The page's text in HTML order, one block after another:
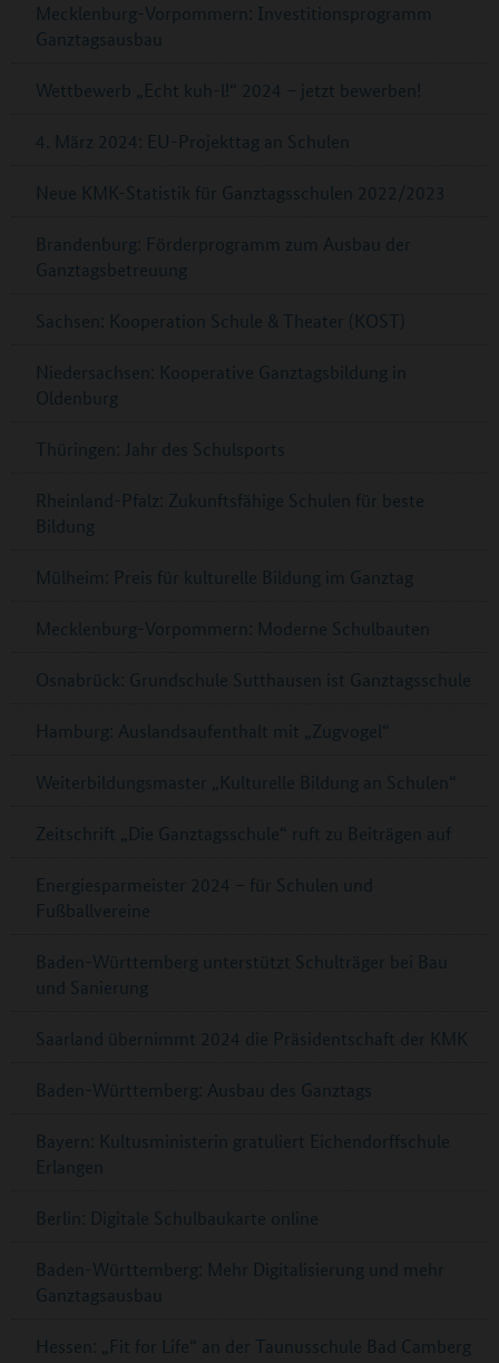
Mecklenburg-Vorpommern: Investitionsprogramm
Ganztagsausbau
Wettbewerb „Echt kuh-l!“ 2024 – jetzt bewerben!
4. März 2024: EU-Projekttag an Schulen
Neue KMK-Statistik für Ganztagsschulen 2022/2023
Brandenburg: Förderprogramm zum Ausbau der
Ganztagsbetreuung
Sachsen: Kooperation Schule & Theater (KOST)
Niedersachsen: Kooperative Ganztagsbildung in
Oldenburg
Thüringen: Jahr des Schulsports
Rheinland-Pfalz: Zukunftsfähige Schulen für beste
Bildung
Mülheim: Preis für kulturelle Bildung im Ganztag
Mecklenburg-Vorpommern: Moderne Schulbauten
Osnabrück: Grundschule Sutthausen ist Ganztagsschule
Hamburg: Auslandsaufenthalt mit „Zugvogel“
Weiterbildungsmaster „Kulturelle Bildung an Schulen“
Zeitschrift „Die Ganztagsschule“ ruft zu Beiträgen auf
Energiesparmeister 2024 – für Schulen und
Fußballvereine
Baden-Württemberg unterstützt Schulträger bei Bau
und Sanierung
Saarland übernimmt 2024 die Präsidentschaft der KMK
Baden-Württemberg: Ausbau des Ganztags
Bayern: Kultusministerin gratuliert Eichendorffschule
Erlangen
Berlin: Digitale Schulbaukarte online
Baden-Württemberg: Mehr Digitalisierung und mehr
Ganztagsausbau
Hessen: „Fit for Life“ an der Taunusschule Bad Camberg